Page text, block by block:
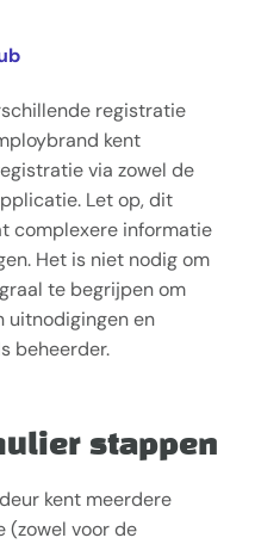
registratie
kent
via zowel de
Let op, dit
complexere informatie
Het is niet nodig om
te begrijpen om
uitnodigingen en
beheerder.
stappen
kent meerdere
(zowel voor de